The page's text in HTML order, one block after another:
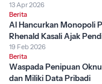
13 Apr 2026
Berita
AI Hancurkan Monopoli
Rhenald Kasali Ajak
19 Feb 2026
Berita
Waspada Penipuan
dan Miliki Data Pribadi